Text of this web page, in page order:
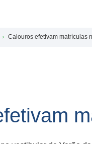
Calouros efetivam matrículas